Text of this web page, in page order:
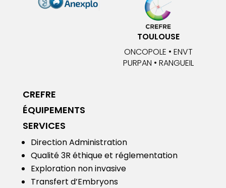
TOULOUSE
ONCOPOLE • ENVT
PURPAN • RANGUEIL
CREFRE
ÉQUIPEMENTS
SERVICES
Direction Administration
Qualité3R éthique et réglementation
Exploration non invasive
Transfert d’Embryons